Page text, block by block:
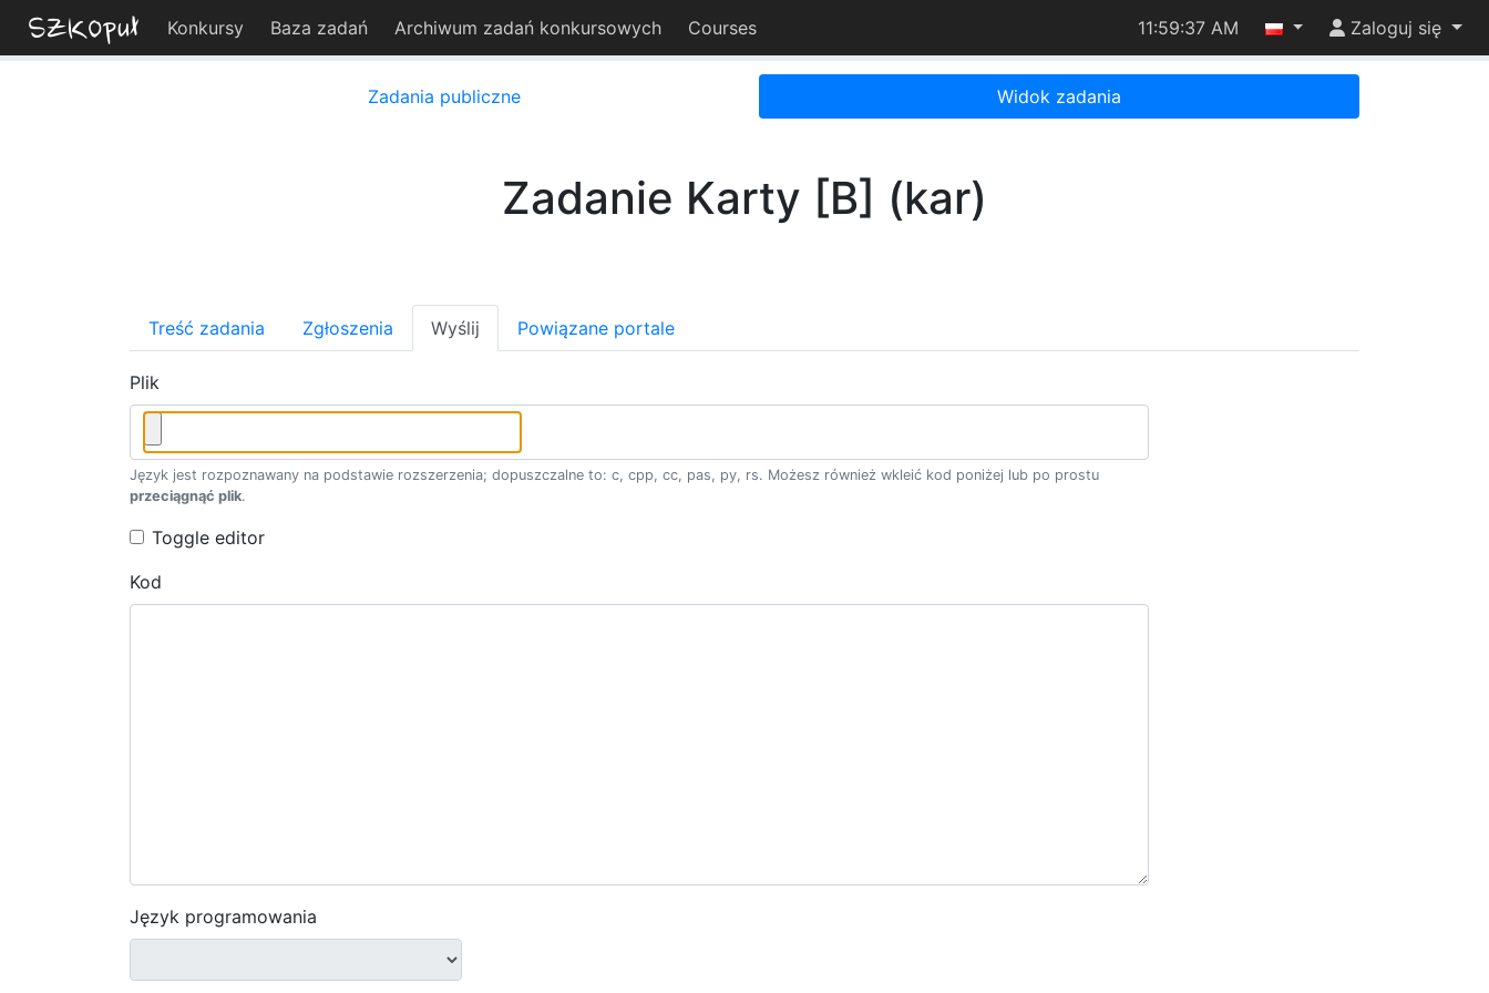
Konkursy Baza zadań Archiwum zadań konkursowych Courses 11:59:37 AM Zaloguj się
Zadania publiczne Widok zadania
Zadanie Karty [B] (kar)
Treść zadania Zgłoszenia Wyślij Powiązane portale
Plik
Język jest rozpoznawany na podstawie rozszerzenia; dopuszczalne to: c, cpp, cc, pas, py, rs. Możesz również wkleić kod poniżej lub po prostu
przeciągnąć plik.
Toggle editor
Kod
Język programowania